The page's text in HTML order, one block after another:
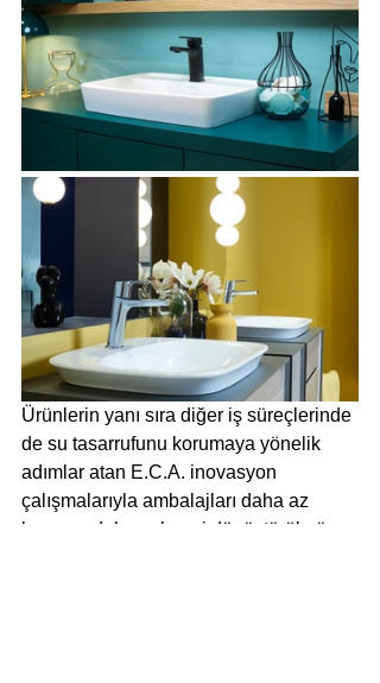
Ürünlerin yanı sıra diğer iş süreçlerinde
de su tasarrufunu korumaya yönelik
adımlar atan E.C.A. inovasyon
çalışmalarıyla ambalajları daha az
boya ve daha çok geri dönüştürülmüş